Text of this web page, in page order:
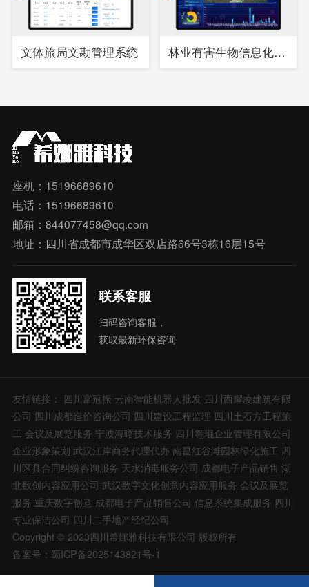
文体旅局文勘管理系统 林业有害生物信息化综合管理系统
座机：15196689610
电话：15196689610
邮箱：844077458@qq.com
地址：四川省成都市成华区双店路66号3栋16层15号
联系客服
扫码咨询客服，
获取最新环保咨询
友情链接： 四川富冠振 云南智能机器人批发 四川西耀凌建筑有限
公司 四川成都造价咨询公司 四川建设工程监理 四川土石方工程施
工 会议及展览服务 宁波海曙技术服务 四川翱琨企业管理有限公司
企业形象策划 武汉江岸商务代理代办 南昌红谷滩园林绿化施工 四
川区县合同纠纷咨询服务 天水消毒服务公司 成都电子产品销售 湖
北数创内容应用公司 武汉数字文化创意内容应用服务 会议及展览
服务 重庆数字创意 成都电子产品销售公司 信息系统集成服务 四川
专业保洁公司 四川二手地产经纪公司
Copyright © 2023四川希娜雅科技有限公司 版权所有
备案号：蜀ICP备2025143821号-1